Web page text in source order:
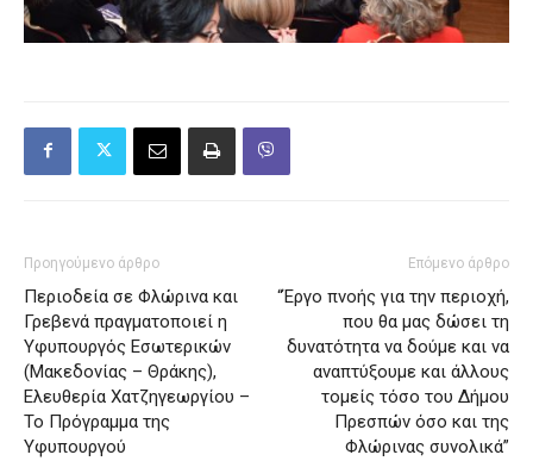
Προηγούμενο άρθρο
Περιοδεία σε Φλώρινα και
Γρεβενά πραγματοποιεί η
Υφυπουργός Εσωτερικών
(Μακεδονίας – Θράκης),
Ελευθερία Χατζηγεωργίου –
Το Πρόγραμμα της
Υφυπουργού
Επόμενο άρθρο
“Έργο πνοής για την περιοχή,
που θα μας δώσει τη
δυνατότητα να δούμε και να
αναπτύξουμε και άλλους
τομείς τόσο του Δήμου
Πρεσπών όσο και της
Φλώρινας συνολικά”